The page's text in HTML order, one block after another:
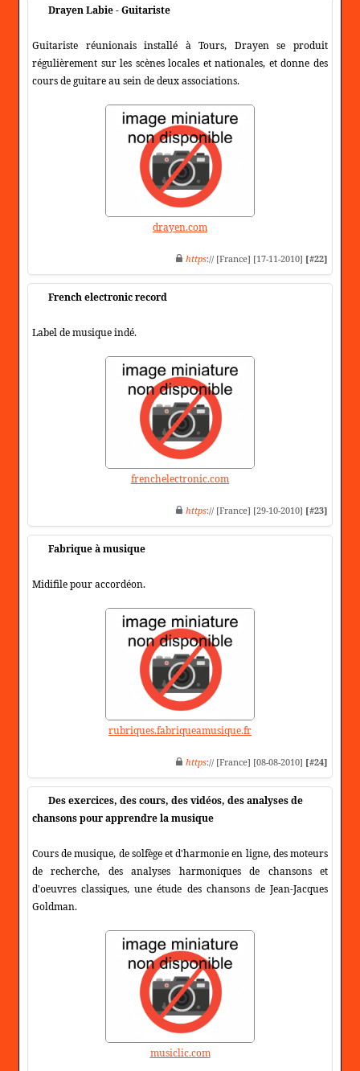
Drayen Labie - Guitariste
Guitariste réunionais installé à Tours, Drayen se produit
régulièrement sur les scènes locales et nationales, et donne des
cours de guitare au sein de deux associations.
drayen.com
https:// [France] [17-11-2010] [#22]
French electronic record
Label de musique indé.
frenchelectronic.com
https:// [France] [29-10-2010] [#23]
Fabrique à musique
Midifile pour accordéon.
rubriques.fabriqueamusique.fr
https:// [France] [08-08-2010] [#24]
Des exercices, des cours, des vidéos, des analyses de
chansons pour apprendre la musique
Cours de musique, de solfège et d'harmonie en ligne, des moteurs
de recherche, des analyses harmoniques de chansons et
d'oeuvres classiques, une étude des chansons de Jean-Jacques
Goldman.
musiclic.com